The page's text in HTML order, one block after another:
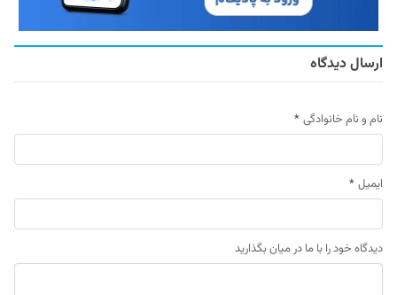
ارسال دیدگاه
نام و نام خانوادگی *
ایمیل *
دیدگاه خود را با ما در میان بگذارید